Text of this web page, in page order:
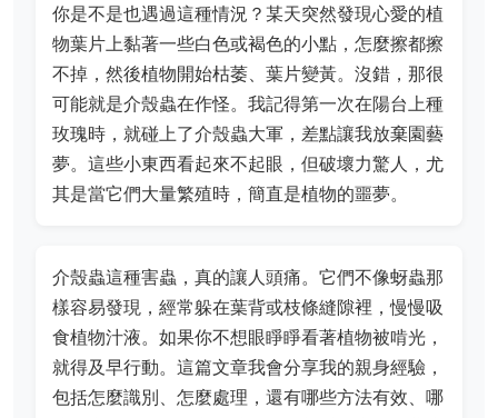
你是不是也遇過這種情況？某天突然發現心愛的植
物葉片上黏著一些白色或褐色的小點，怎麼擦都擦
不掉，然後植物開始枯萎、葉片變黃。沒錯，那很
可能就是介殼蟲在作怪。我記得第一次在陽台上種
玫瑰時，就碰上了介殼蟲大軍，差點讓我放棄園藝
夢。這些小東西看起來不起眼，但破壞力驚人，尤
其是當它們大量繁殖時，簡直是植物的噩夢。
介殼蟲這種害蟲，真的讓人頭痛。它們不像蚜蟲那
樣容易發現，經常躲在葉背或枝條縫隙裡，慢慢吸
食植物汁液。如果你不想眼睜睜看著植物被啃光，
就得及早行動。這篇文章我會分享我的親身經驗，
包括怎麼識別、怎麼處理，還有哪些方法有效、哪